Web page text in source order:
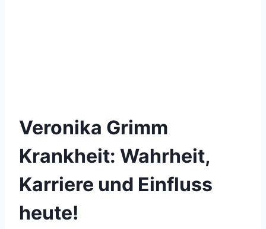
Veronika Grimm
Krankheit: Wahrheit,
Karriere und Einfluss
heute!